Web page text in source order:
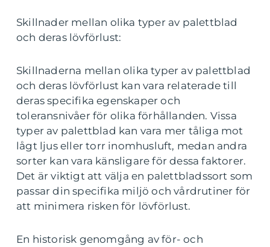
Skillnader mellan olika typer av palettblad
och deras lövförlust:
Skillnaderna mellan olika typer av palettblad
och deras lövförlust kan vara relaterade till
deras specifika egenskaper och
toleransnivåer för olika förhållanden. Vissa
typer av palettblad kan vara mer tåliga mot
lågt ljus eller torr inomhusluft, medan andra
sorter kan vara känsligare för dessa faktorer.
Det är viktigt att välja en palettbladssort som
passar din specifika miljö och vårdrutiner för
att minimera risken för lövförlust.
En historisk genomgång av för- och